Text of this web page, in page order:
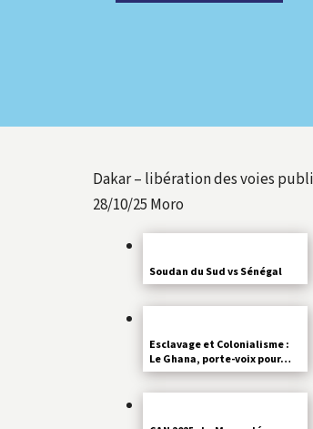
Dakar – libération des voies
28/10/25 Moro
Soudan du Sud vs Sénégal
Esclavage et Colonialisme :
Le Ghana, porte-voix pour…